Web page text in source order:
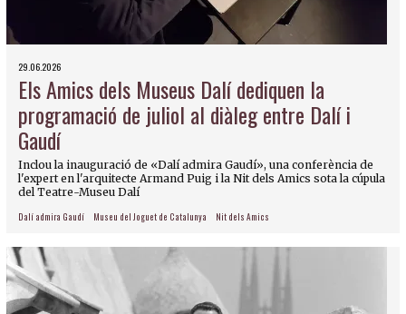
29.06.2026
Els Amics dels Museus Dalí dediquen la
programació de juliol al diàleg entre Dalí i
Gaudí
Inclou la inauguració de «Dalí admira Gaudí», una conferència de
l'expert en l'arquitecte Armand Puig i la Nit dels Amics sota la cúpula
del Teatre-Museu Dalí
Dalí admira Gaudí Museu del Joguet de Catalunya Nit dels Amics